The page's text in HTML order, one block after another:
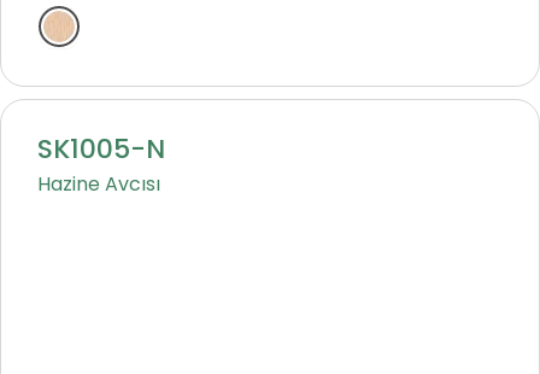
Natural
SK1005-N
Hazine Avcısı